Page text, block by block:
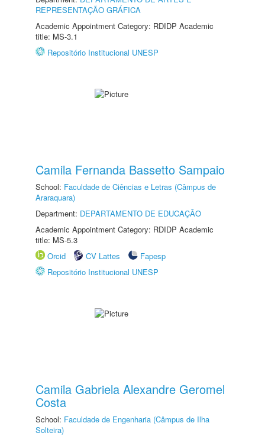
REPRESENTAÇÃO GRÁFICA
Academic Appointment Category: RDIDP Academic
title: MS-3.1
Repositório Institucional UNESP
Camila Fernanda Bassetto Sampaio
School: Faculdade de Ciências e Letras (Câmpus de
Araraquara)
Department: DEPARTAMENTO DE EDUCAÇÃO
Academic Appointment Category: RDIDP Academic
title: MS-5.3
Orcid
CV Lattes
Fapesp
Repositório Institucional UNESP
Camila Gabriela Alexandre Geromel
Costa
School: Faculdade de Engenharia (Câmpus de Ilha
Solteira)